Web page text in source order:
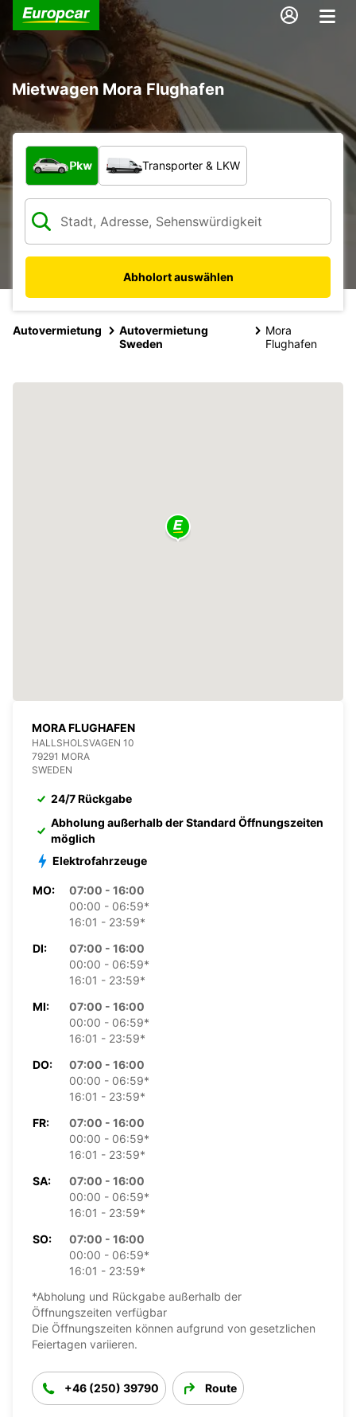
Mietwagen Mora Flughafen
Welche Art von Fahrzeug?
Pkw Transporter & LKW
Abholort auswählen
Autovermietung
Autovermietung
Sweden
Mora
Flughafen
MORA FLUGHAFEN
HALLSHOLSVAGEN 10
79291 MORA
SWEDEN
24/7 Rückgabe
Abholung außerhalb der Standard Öffnungszeiten
möglich
Elektrofahrzeuge
MO:
07:00 - 16:00
00:00 - 06:59*
16:01 - 23:59*
DI:
07:00 - 16:00
00:00 - 06:59*
16:01 - 23:59*
MI:
07:00 - 16:00
00:00 - 06:59*
16:01 - 23:59*
DO:
07:00 - 16:00
00:00 - 06:59*
16:01 - 23:59*
FR:
07:00 - 16:00
00:00 - 06:59*
16:01 - 23:59*
SA:
07:00 - 16:00
00:00 - 06:59*
16:01 - 23:59*
SO:
07:00 - 16:00
00:00 - 06:59*
16:01 - 23:59*
*Abholung und Rückgabe außerhalb der
Öffnungszeiten verfügbar
Die Öffnungszeiten können aufgrund von gesetzlichen
Feiertagen variieren.
+46 (250) 39790 Route